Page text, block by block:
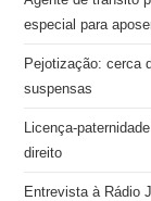
especial para
Pejotização: cerca
suspensas
Licença-
direito
Entrevista à Rádio